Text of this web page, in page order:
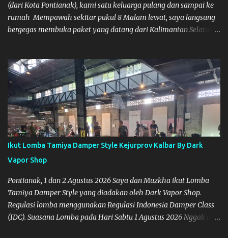
(dari Kota Pontianak), kami satu keluarga pulang dan sampai ke
rumah Mempawah sekitar pukul 8 Malam lewat, saya langsung
bergegas membuka paket yang datang dari Kalimantan Selatan.
Ikut Lomba Tamiya Damper Style Kejurprov Kalbar By Dark
Vapor Shop
Pontianak, 1 dan 2 Agustus 2026 Saya dan Muzkha ikut Lomba
Tamiya Damper Style yang diadakan oleh Dark Vapor Shop.
Regulasi lomba menggunakan Regulasi Indonesia Damper Class
(IDC). Suasana Lomba pada Hari Sabtu 1 Agustus 2026 Nggak ada